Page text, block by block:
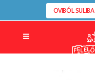
OVIBÓL SULIBA